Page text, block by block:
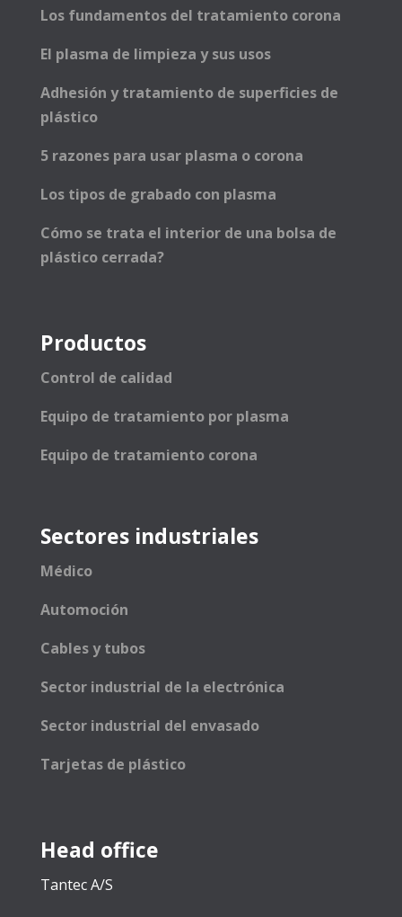
Los fundamentos del tratamiento corona
El plasma de limpieza y sus usos
Adhesión y tratamiento de superficies de
plástico
5 razones para usar plasma o corona
Los tipos de grabado con plasma
Cómo se trata el interior de una bolsa de
plástico cerrada?
Productos
Control de calidad
Equipo de tratamiento por plasma
Equipo de tratamiento corona
Sectores industriales
Médico
Automoción
Cables y tubos
Sector industrial de la electrónica
Sector industrial del envasado
Tarjetas de plástico
Head office
Tantec A/S